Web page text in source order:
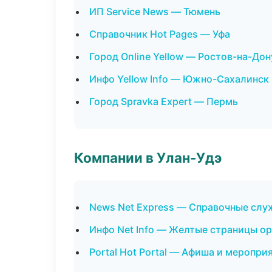
ИП Service News — Тюмень
Справочник Hot Pages — Уфа
Город Online Yellow — Ростов-на-
Инфо Yellow Info — Южно-Сахалинск
Город Spravka Expert — Пермь
Компании в Улан-Удэ
News Net Express — Справочные
Инфо Net Info — Желтые страницы
Portal Hot Portal — Афиша и